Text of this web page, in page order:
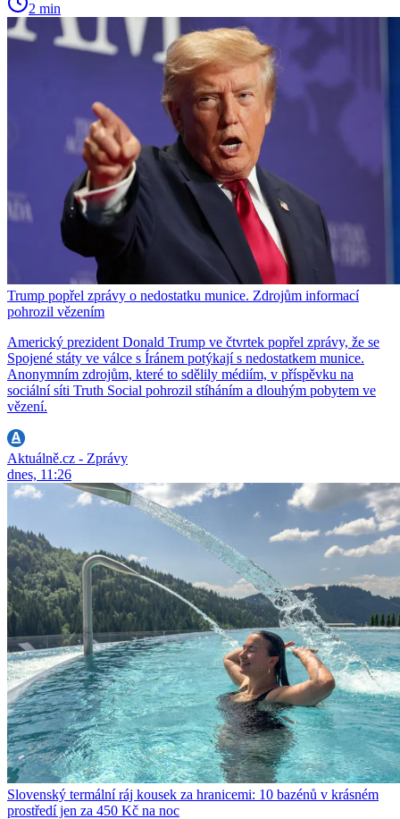
2 min
Trump popřel zprávy o nedostatku munice. Zdrojům informací
pohrozil vězením
Americký prezident Donald Trump ve čtvrtek popřel zprávy, že se
Spojené státy ve válce s Íránem potýkají s nedostatkem munice.
Anonymním zdrojům, které to sdělily médiím, v příspěvku na
sociální síti Truth Social pohrozil stíháním a dlouhým pobytem ve
vězení.
Aktuálně.cz - Zprávy
dnes, 11:26
Slovenský termální ráj kousek za hranicemi: 10 bazénů v krásném
prostředí jen za 450 Kč na noc